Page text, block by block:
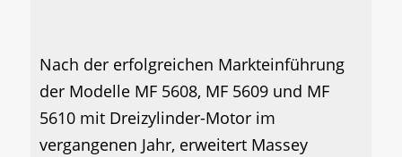
Nach der erfolgreichen Markteinführung
der Modelle MF 5608, MF 5609 und MF
5610 mit Dreizylinder-Motor im
vergangenen Jahr, erweitert Massey